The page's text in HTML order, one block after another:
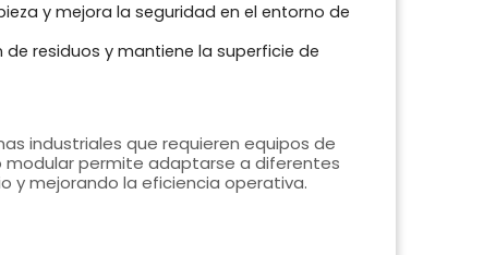
y mejora la seguridad en el entorno de
de residuos y mantiene la superficie de
industriales que requieren equipos de
permite adaptarse a diferentes
y mejorando la eficiencia operativa.